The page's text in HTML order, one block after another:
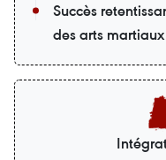
Succès
des arts